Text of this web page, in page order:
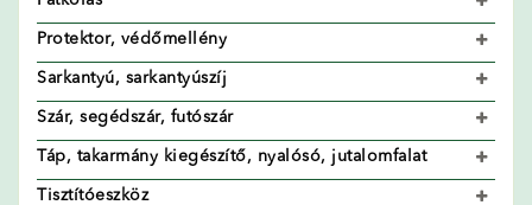
Protektor, védőmellény
Sarkantyú, sarkantyúszíj
Szár, segédszár, futószár
Táp, takarmány kiegészítő, nyalósó, jutalomfalat
Tisztítóeszköz